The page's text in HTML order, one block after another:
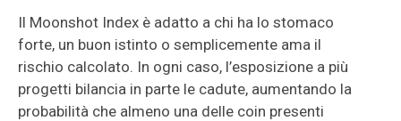
Il Moonshot Index è adatto a chi ha lo stomaco
forte, un buon istinto o semplicemente ama il
rischio calcolato. In ogni caso, l’esposizione a più
progetti bilancia in parte le cadute, aumentando la
probabilità che almeno una delle coin presenti